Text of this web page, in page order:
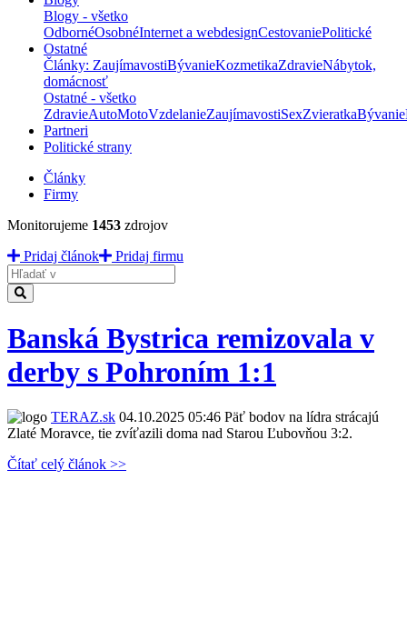
Blogy - všetko
OdbornéOsobnéInternet a webdesignCestovaniePolitické
Ostatné
Články: ZaujímavostiBývanieKozmetikaZdravieNábytok,
domácnosť
Ostatné - všetko
ZdravieAutoMotoVzdelanieZaujímavostiSexZvieratkaBývanie
Partneri
Politické strany
Články
Firmy
Monitorujeme 1453 zdrojov
Pridaj článok
Pridaj firmu
Hladať
Banská Bystrica remizovala v
derby s Pohroním 1:1
TERAZ.sk 04.10.2025 05:46 Päť bodov na lídra strácajú
Zlaté Moravce, tie zvíťazili doma nad Starou Ľubovňou 3:2.
Čítať celý článok >>